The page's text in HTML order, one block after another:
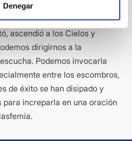
Denegar
una ideología o en un puñado
más bien, en el Dios que se
ascendió a los Cielos y
dirigirnos a la
Podemos invocarla
entre los escombros,
de éxito se han disipado y
para increparla en una oración